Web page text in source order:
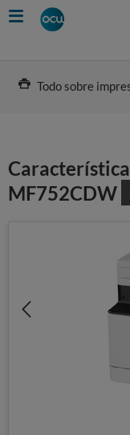
Skip
to
Todo sobre
MF752CDW